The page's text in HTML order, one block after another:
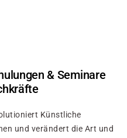
& Seminare
Künstliche
und verändert die Art und